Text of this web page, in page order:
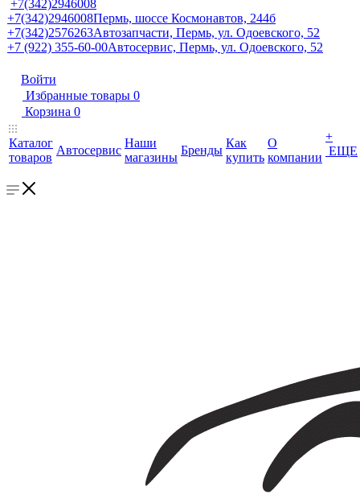
+7(342)2946008
+7(342)2946008Пермь, шоссе Космонавтов, 244б
+7(342)2576263Автозапчасти, Пермь, ул. Одоевского, 52
+7 (922) 355-60-00Автосервис, Пермь, ул. Одоевского, 52
Войти
Избранные товары 0
Корзина 0
Каталог
товаров
Автосервис
Наши
магазины
Бренды
Как
купить
О
компании
+
ЕЩЕ